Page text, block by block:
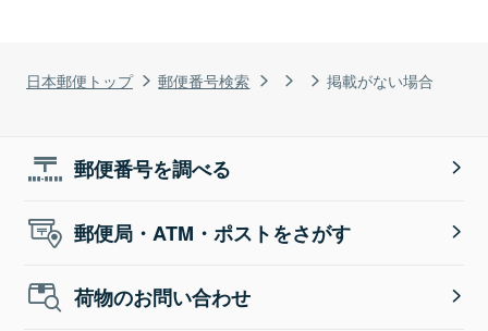
日本郵便トップ 郵便番号検索 掲載がない場合
郵便番号を調べる
郵便局・ATM・ポストをさがす
荷物のお問い合わせ